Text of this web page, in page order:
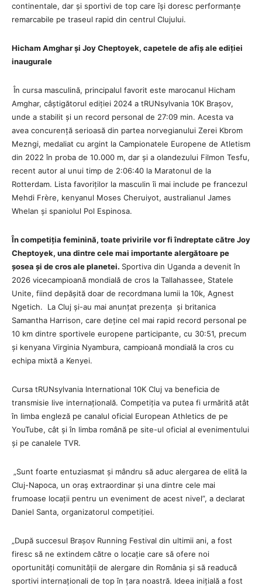
continentale, dar și sportivi de top care își doresc performanțe
remarcabile pe traseul rapid din centrul Clujului.
Hicham Amghar și Joy Cheptoyek, capetele de afiș ale ediției
inaugurale
În cursa masculină, principalul favorit este marocanul Hicham
Amghar, câștigătorul ediției 2024 a tRUNsylvania 10K Brașov,
unde a stabilit și un record personal de 27:09 min. Acesta va
avea concurență serioasă din partea norvegianului Zerei Kbrom
Mezngi, medaliat cu argint la Campionatele Europene de Atletism
din 2022 în proba de 10.000 m, dar și a olandezului Filmon Tesfu,
recent autor al unui timp de 2:06:40 la Maratonul de la
Rotterdam. Lista favoriților la masculin îi mai include pe francezul
Mehdi Frère, kenyanul Moses Cheruiyot, australianul James
Whelan și spaniolul Pol Espinosa.
În competiția feminină, toate privirile vor fi îndreptate către Joy
Cheptoyek, una dintre cele mai importante alergătoare pe
șosea și de cros ale planetei. Sportiva din Uganda a devenit în
2026 vicecampioană mondială de cros la Tallahassee, Statele
Unite, fiind depășită doar de recordmana lumii la 10k, Agnest
Ngetich. La Cluj și-au mai anunțat prezența și britanica
Samantha Harrison, care deține cel mai rapid record personal pe
10 km dintre sportivele europene participante, cu 30:51, precum
și kenyana Virginia Nyambura, campioană mondială la cros cu
echipa mixtă a Kenyei.
Cursa tRUNsylvania International 10K Cluj va beneficia de
transmisie live internațională. Competiția va putea fi urmărită atât
în limba engleză pe canalul oficial European Athletics de pe
YouTube, cât și în limba română pe site-ul oficial al evenimentului
și pe canalele TVR.
„Sunt foarte entuziasmat și mândru să aduc alergarea de elită la
Cluj-Napoca, un oraș extraordinar și una dintre cele mai
frumoase locații pentru un eveniment de acest nivel”, a declarat
Daniel Santa, organizatorul competiției.
„După succesul Brașov Running Festival din ultimii ani, a fost
firesc să ne extindem către o locație care să ofere noi
oportunități comunității de alergare din România și să readucă
sportivi internaționali de top în țara noastră. Ideea inițială a fost